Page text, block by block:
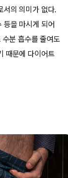
서의 의미가 없다.
등을 마시게 되어
분 흡수를 줄여도
때문에 다이어트